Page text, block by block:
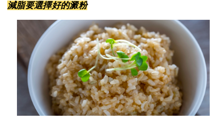
減脂要選擇好的澱粉